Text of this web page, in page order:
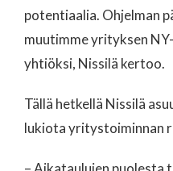
potentiaalia. Ohjelman
muutimme yrityksen
yhtiöksi, Nissilä kertoo.
Tällä hetkellä Nissilä
lukiota yritystoiminnan